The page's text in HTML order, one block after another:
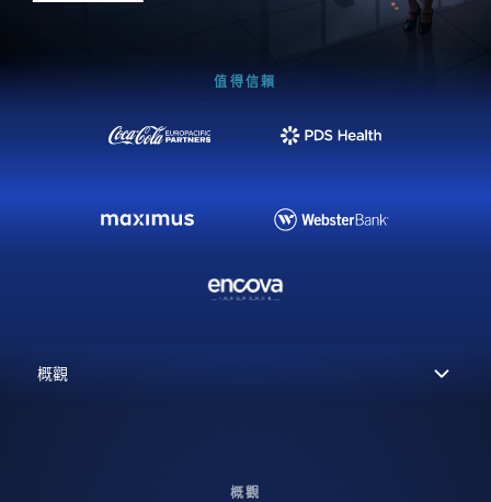
值得信賴
概觀